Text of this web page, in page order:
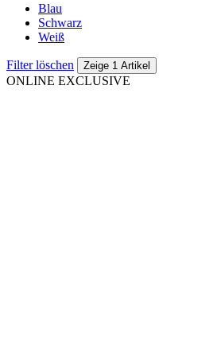
Blau
Schwarz
Weiß
Filter löschen Zeige 1 Artikel
ONLINE EXCLUSIVE